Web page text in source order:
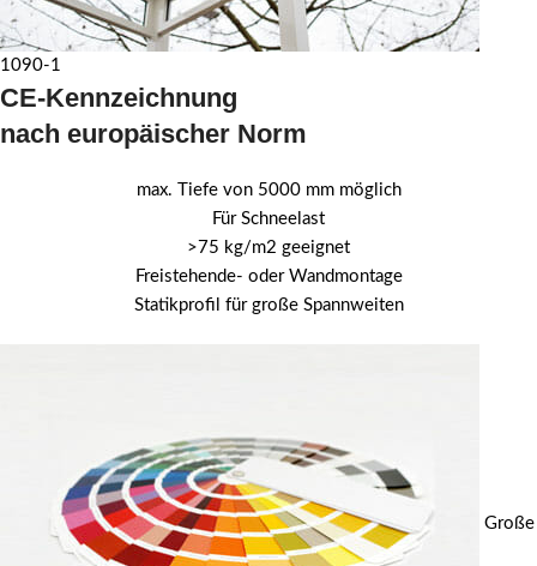
1090-1
CE-Kennzeichnung
nach europäischer Norm
max. Tiefe von 5000 mm möglich
Für Schneelast
>75 kg/m2 geeignet
Freistehende- oder Wandmontage
Statikprofil für große Spannweiten
Große